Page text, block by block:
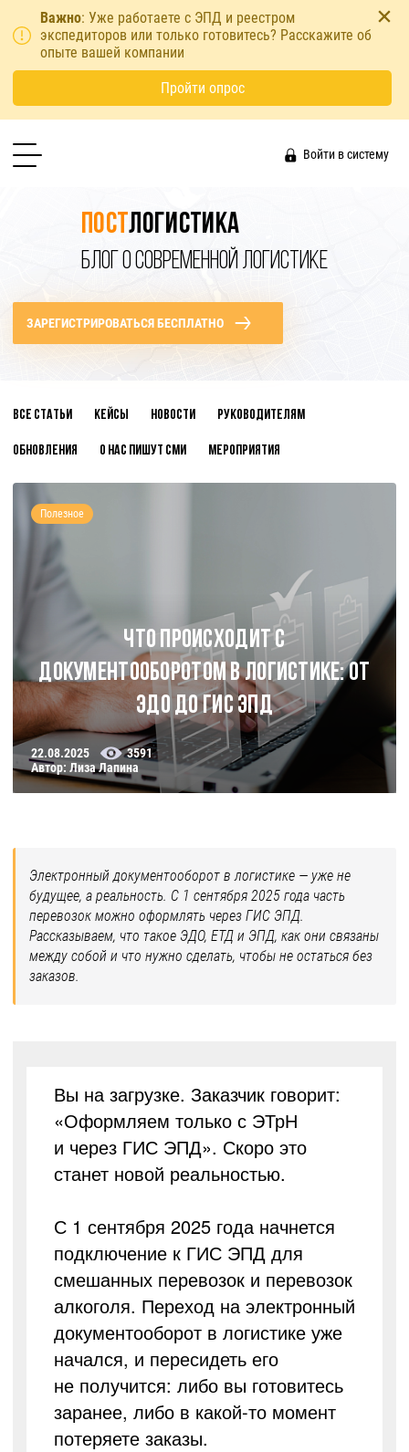
Важно: Уже работаете с ЭПД и реестром
экспедиторов или только готовитесь? Расскажите об
опыте вашей компании
Пройти опрос
Войти в систему
Постлогистика
БЛОГ О СОВРЕМЕННОЙ ЛОГИСТИКЕ
ЗАРЕГИСТРИРОВАТЬСЯ БЕСПЛАТНО
Все статьи Кейсы Новости Руководителям
Обновления О нас пишут СМИ Мероприятия
Полезное
Что происходит с
документооборотом в логистике: от
ЭДО до ГИС ЭПД
22.08.2025
3591
Автор: Лиза Лапина
Электронный документооборот в логистике — уже не
будущее, а реальность. С 1 сентября 2025 года часть
перевозок можно оформлять через ГИС ЭПД.
Рассказываем, что такое ЭДО, ЕТД и ЭПД, как они связаны
между собой и что нужно сделать, чтобы не остаться без
заказов.
Вы на загрузке. Заказчик говорит:
«Оформляем только с ЭТрН
и через ГИС ЭПД». Скоро это
станет новой реальностью.
С 1 сентября 2025 года начнется
подключение к ГИС ЭПД для
смешанных перевозок и перевозок
алкоголя. Переход на электронный
документооборот в логистике уже
начался, и пересидеть его
не получится: либо вы готовитесь
заранее, либо в какой-то момент
потеряете заказы.